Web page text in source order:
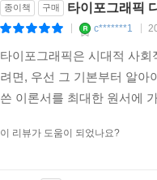
종이책 구매 타이포그래픽
c*******1
타이포그래픽은 시대적 사
려면, 우선 그 기본부터 알아
쓴 이론서를 최대한 원서에
이 리뷰가 도움이 되었나요?